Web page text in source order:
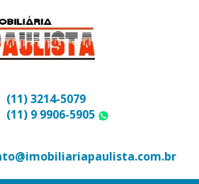
(11) 3214-5079
(11) 9 9906-5905